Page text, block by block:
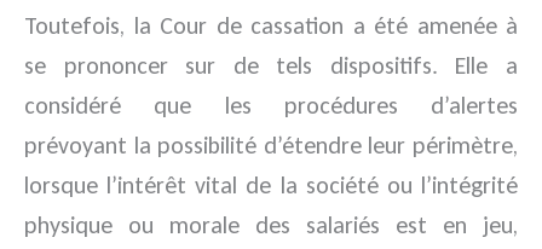
Toutefois, la Cour de cassation a été amenée à
se prononcer sur de tels dispositifs. Elle a
considéré que les procédures d’alertes
prévoyant la possibilité d’étendre leur périmètre,
lorsque l’intérêt vital de la société ou l’intégrité
physique ou morale des salariés est en jeu,